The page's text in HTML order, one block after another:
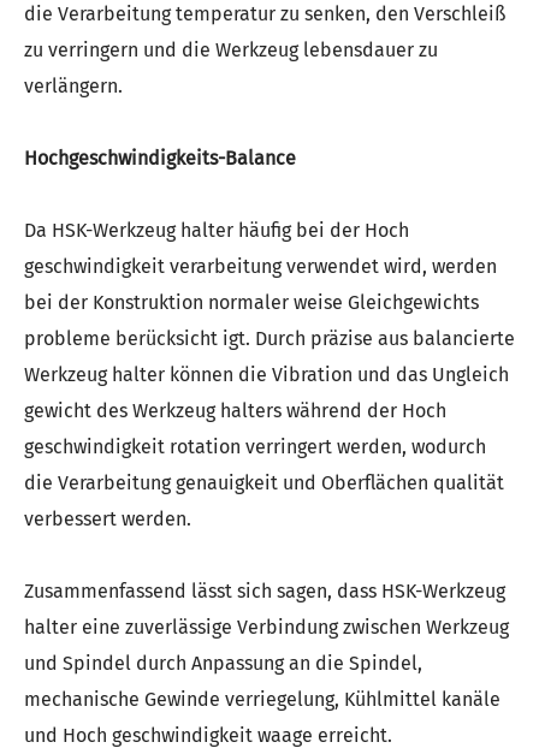
die Verarbeitung temperatur zu senken, den Verschleiß
zu verringern und die Werkzeug lebensdauer zu
verlängern.
Hochgeschwindigkeits-Balance
Da HSK-Werkzeug halter häufig bei der Hoch
geschwindigkeit verarbeitung verwendet wird, werden
bei der Konstruktion normaler weise Gleichgewichts
probleme berücksicht igt. Durch präzise aus balancierte
Werkzeug halter können die Vibration und das Ungleich
gewicht des Werkzeug halters während der Hoch
geschwindigkeit rotation verringert werden, wodurch
die Verarbeitung genauigkeit und Oberflächen qualität
verbessert werden.
Zusammenfassend lässt sich sagen, dass HSK-Werkzeug
halter eine zuverlässige Verbindung zwischen Werkzeug
und Spindel durch Anpassung an die Spindel,
mechanische Gewinde verriegelung, Kühlmittel kanäle
und Hoch geschwindigkeit waage erreicht.